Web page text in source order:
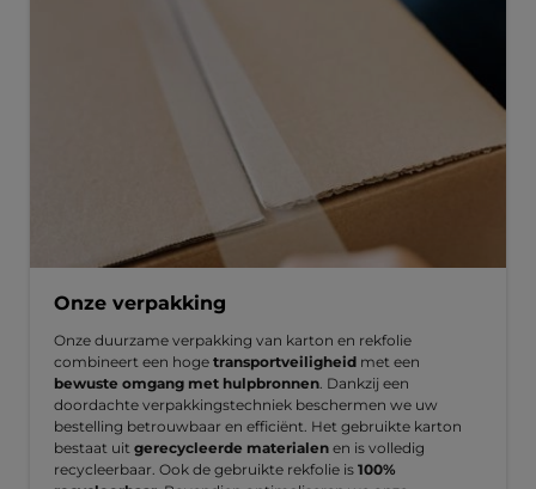
Onze verpakking
Onze duurzame verpakking van karton en rekfolie
combineert een hoge transportveiligheid met een
bewuste omgang met hulpbronnen. Dankzij een
doordachte verpakkingstechniek beschermen we uw
bestelling betrouwbaar en efficiënt. Het gebruikte karton
bestaat uit gerecycleerde materialen en is volledig
recycleerbaar. Ook de gebruikte rekfolie is 100%